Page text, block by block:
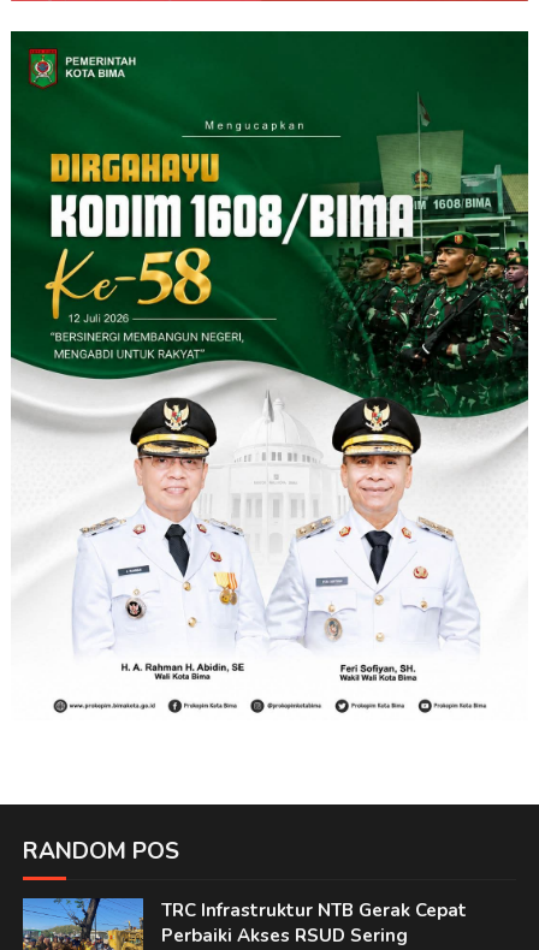
RANDOM POS
TRC Infrastruktur NTB Gerak Cepat
Perbaiki Akses RSUD Sering